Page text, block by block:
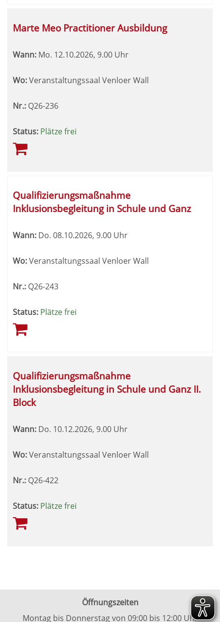
Marte Meo Practitioner Ausbildung
Wann: Mo. 12.10.2026, 9.00 Uhr
Wo:Veranstaltungssaal Venloer Wall
Nr.: Q26-236
Status: Plätze frei
Qualifizierungsmaßnahme
Inklusionsbegleitung in Schule und Ganz
Wann: Do. 08.10.2026, 9.00 Uhr
Wo:Veranstaltungssaal Venloer Wall
Nr.: Q26-243
Status: Plätze frei
Qualifizierungsmaßnahme
Inklusionsbegleitung in Schule und Ganz II.
Block
Wann: Do. 10.12.2026, 9.00 Uhr
Wo:Veranstaltungssaal Venloer Wall
Nr.: Q26-422
Status: Plätze frei
Öffnungszeiten
Montag bis Donnerstag von 09:00 bis 12:00 Uhr